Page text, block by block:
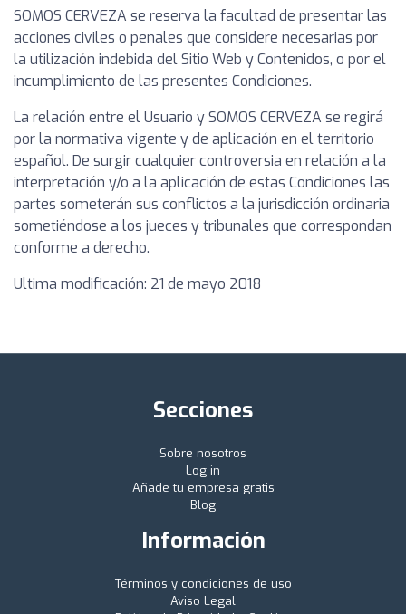
SOMOS CERVEZA se reserva la facultad de presentar las
acciones civiles o penales que considere necesarias por
la utilización indebida del Sitio Web y Contenidos, o por el
incumplimiento de las presentes Condiciones.
La relación entre el Usuario y SOMOS CERVEZA se regirá
por la normativa vigente y de aplicación en el territorio
español. De surgir cualquier controversia en relación a la
interpretación y/o a la aplicación de estas Condiciones las
partes someterán sus conflictos a la jurisdicción ordinaria
sometiéndose a los jueces y tribunales que correspondan
conforme a derecho.
Ultima modificación: 21 de mayo 2018
Secciones
Sobre nosotros
Log in
Añade tu empresa gratis
Blog
Información
Términos y condiciones de uso
Aviso Legal